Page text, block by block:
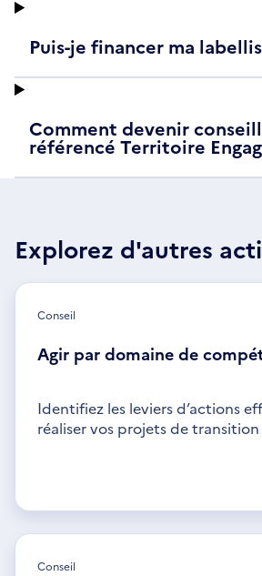
Puis-je financer ma
Comment devenir
référencé Territoire
Explorez d'autres
Conseil
Agir par domaine de
Identifiez les leviers d’actions
réaliser vos projets de
Conseil